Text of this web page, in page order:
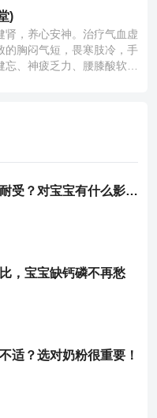
)
肾，养心安神。治疗气血虚
的胸闷气短，畏寒肢冷，手
忘、神疲乏力、腰膝酸软也
什么是乳糖不耐受？对宝宝有什么影响？
，宝宝缺钙磷不再愁
适？选对奶粉很重要！